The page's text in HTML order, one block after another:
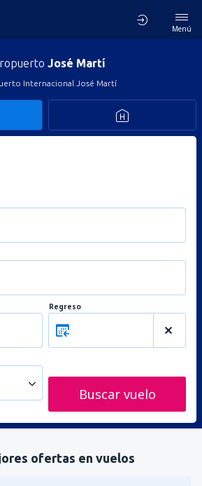
Menú
José Martí
Internacional José Martí
Regreso
Buscar vuelo
ofertas en vuelos